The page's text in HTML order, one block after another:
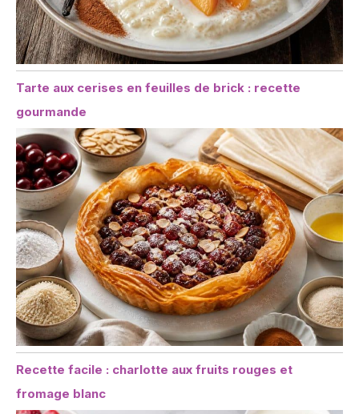
Tarte aux cerises en feuilles de brick : recette
gourmande
Recette facile : charlotte aux fruits rouges et
fromage blanc